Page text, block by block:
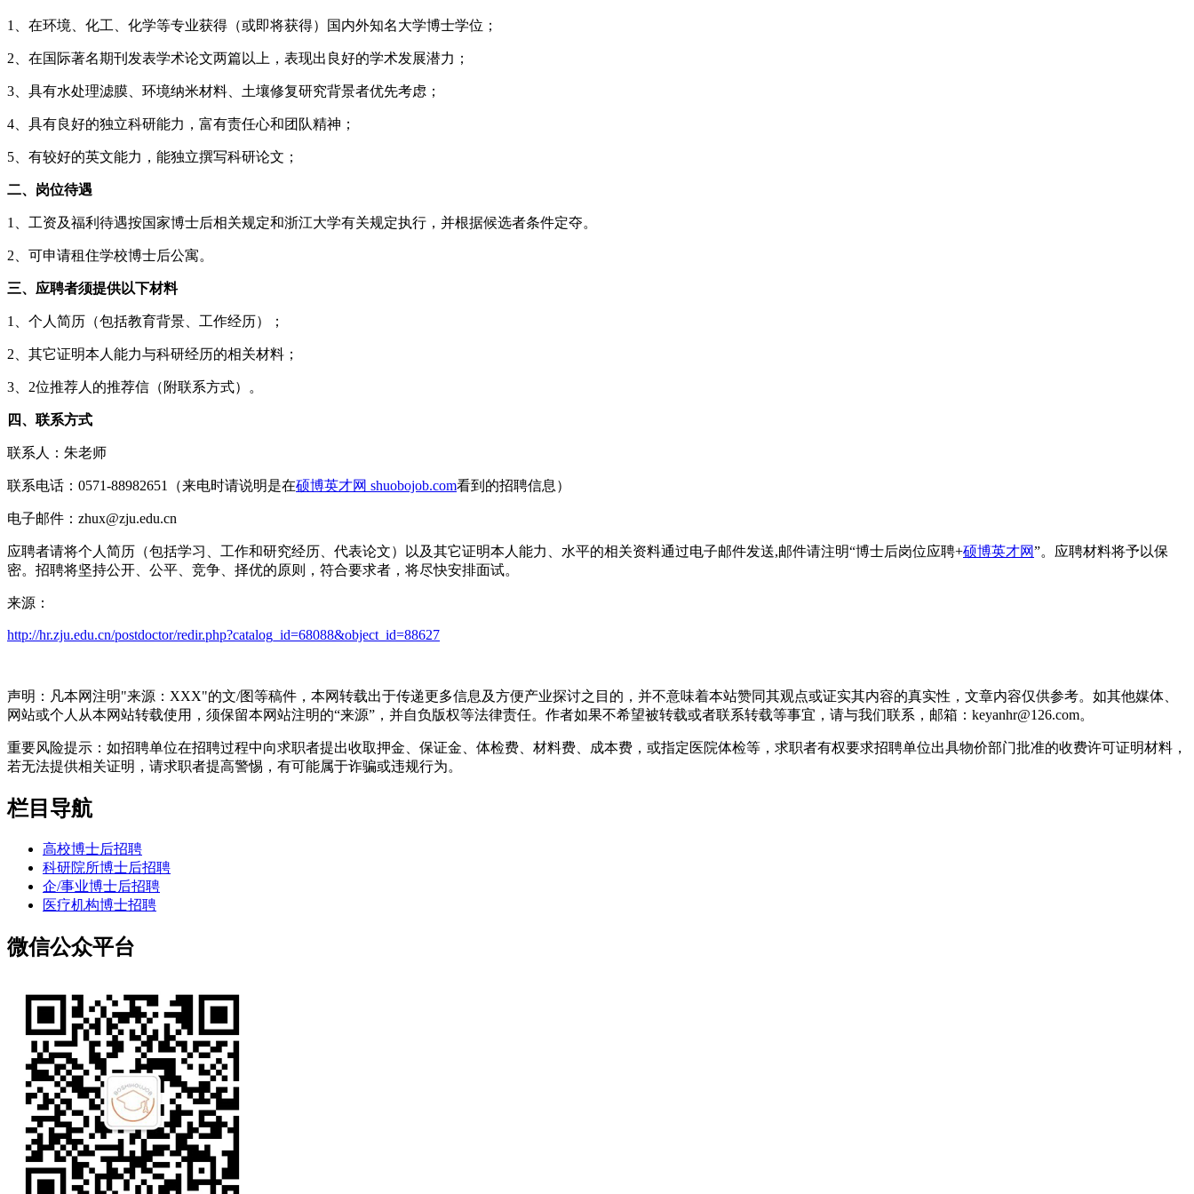
1、在环境、化工、化学等专业获得（或即将获得）国内外知名大学博士学位；
2、在国际著名期刊发表学术论文两篇以上，表现出良好的学术发展潜力；
3、具有水处理滤膜、环境纳米材料、土壤修复研究背景者优先考虑；
4、具有良好的独立科研能力，富有责任心和团队精神；
5、有较好的英文能力，能独立撰写科研论文；
二、岗位待遇
1、工资及福利待遇按国家博士后相关规定和浙江大学有关规定执行，并根据候选者条件定夺。
2、可申请租住学校博士后公寓。
三、应聘者须提供以下材料
1、个人简历（包括教育背景、工作经历）；
2、其它证明本人能力与科研经历的相关材料；
3、2位推荐人的推荐信（附联系方式）。
四、联系方式
联系人：朱老师
联系电话：0571-88982651（来电时请说明是在硕博英才网 shuobojob.com看到的招聘信息）
电子邮件：zhux@zju.edu.cn
应聘者请将个人简历（包括学习、工作和研究经历、代表论文）以及其它证明本人能力、水平的相关资料通过电子邮件发送,邮件请注明“博士后岗位应聘+硕博英才网”。应聘材料将予以保
密。招聘将坚持公开、公平、竞争、择优的原则，符合要求者，将尽快安排面试。
来源：
http://hr.zju.edu.cn/postdoctor/redir.php?catalog_id=68088&object_id=88627
声明：凡本网注明"来源：XXX"的文/图等稿件，本网转载出于传递更多信息及方便产业探讨之目的，并不意味着本站赞同其观点或证实其内容的真实性，文章内容仅供参考。如其他媒体、
网站或个人从本网站转载使用，须保留本网站注明的“来源”，并自负版权等法律责任。作者如果不希望被转载或者联系转载等事宜，请与我们联系，邮箱：keyanhr@126.com。
重要风险提示：如招聘单位在招聘过程中向求职者提出收取押金、保证金、体检费、材料费、成本费，或指定医院体检等，求职者有权要求招聘单位出具物价部门批准的收费许可证明材料，
若无法提供相关证明，请求职者提高警惕，有可能属于诈骗或违规行为。
栏目导航
高校博士后招聘
科研院所博士后招聘
企/事业博士后招聘
医疗机构博士招聘
微信公众平台